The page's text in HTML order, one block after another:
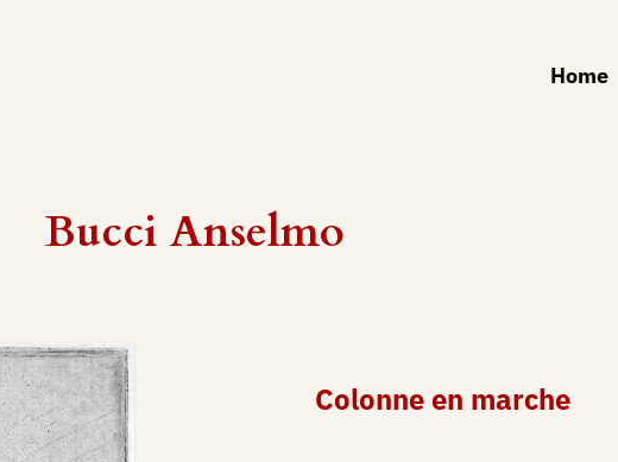
Home
Bucci Anselmo
Colonne en marche